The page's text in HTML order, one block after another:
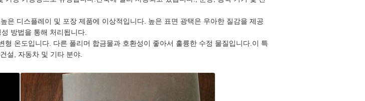
은 디스플레이 및 포장 제품에 이상적입니다. 높은 표면 광택은 우아한 질감을 제공
방법을 통해 처리됩니다.
온도입니다. 다른 폴리머 합금물과 호환성이 좋아서 훌륭한 수정 물질입니다.이 특
설, 자동차 및 기타 분야.